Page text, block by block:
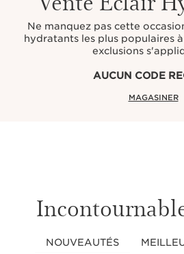
Ne manquez pas cette
hydratants les plus populaires à
exclusions
AUCUN CODE
MAGASINER
NOUVEAUTÉS